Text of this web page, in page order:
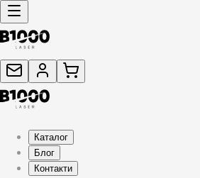
Каталог
Блог
Контакти